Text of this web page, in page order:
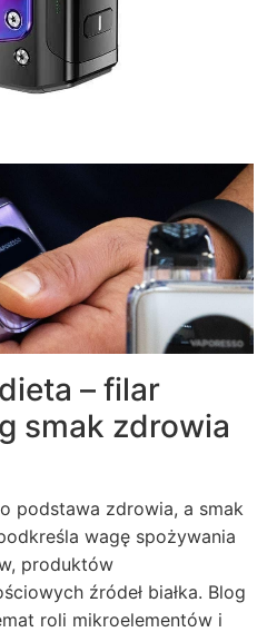
– filar
smak zdrowia
podstawa zdrowia, a smak
wagę spożywania
produktów
źródeł białka. Blog
roli mikroelementów i